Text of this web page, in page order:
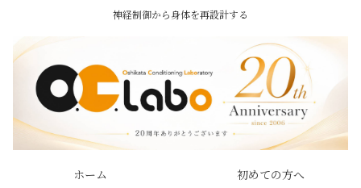
神経制御から身体を再設計する
ホーム
初めての方へ